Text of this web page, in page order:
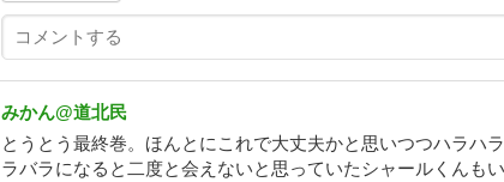
みかん@道北民
とうとう最終巻。ほんとにこれで大丈夫かと思いつつハラハ
ラバラになると二度と会えないと思っていたシャールくんも